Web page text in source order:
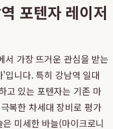
포텐자 레이저
서 가장 뜨거운 관심을 받는
니다. 특히 강남역 일대
고 있는 포텐자는 기존 마
복한 차세대 장비로 평가
미세한 바늘(마이크로니